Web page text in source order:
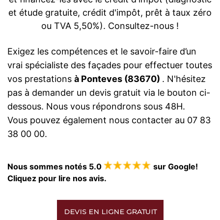
et étude gratuite, crédit d'impôt, prêt à taux zéro
ou TVA 5,50%). Consultez-nous !
Exigez les compétences et le savoir-faire d’un
vrai spécialiste des façades pour effectuer toutes
vos prestations à Ponteves (83670) . N'hésitez
pas à demander un devis gratuit via le bouton ci-
dessous. Nous vous répondrons sous 48H.
Vous pouvez également nous contacter au 07 83
38 00 00.
Nous sommes notés 5.0
sur Google!
Cliquez pour lire nos avis.
DEVIS EN LIGNE GRATUIT